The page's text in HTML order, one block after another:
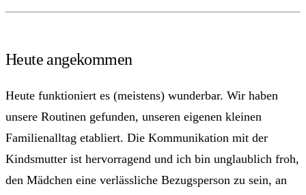
Heute angekommen
Heute funktioniert es (meistens) wunderbar. Wir haben
unsere Routinen gefunden, unseren eigenen kleinen
Familienalltag etabliert. Die Kommunikation mit der
Kindsmutter ist hervorragend und ich bin unglaublich froh,
den Mädchen eine verlässliche Bezugsperson zu sein, an